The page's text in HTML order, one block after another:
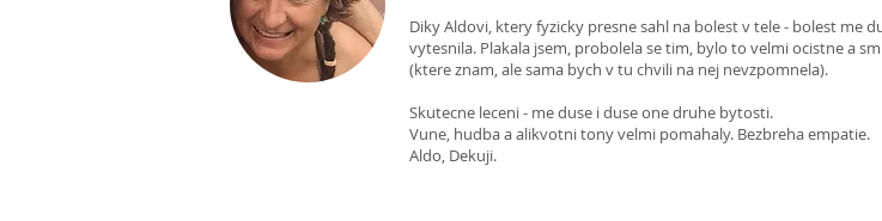
Diky Aldovi, ktery fyzicky presne sahl na bolest v tele - bolest me
vytesnila. Plakala jsem, probolela se tim, bylo to velmi ocistne a
(ktere znam, ale sama bych v tu chvili na nej nevzpomnela).
Skutecne leceni - me duse i duse one druhe bytosti.
Vune, hudba a alikvotni tony velmi pomahaly. Bezbreha empatie.
Aldo, Dekuji.